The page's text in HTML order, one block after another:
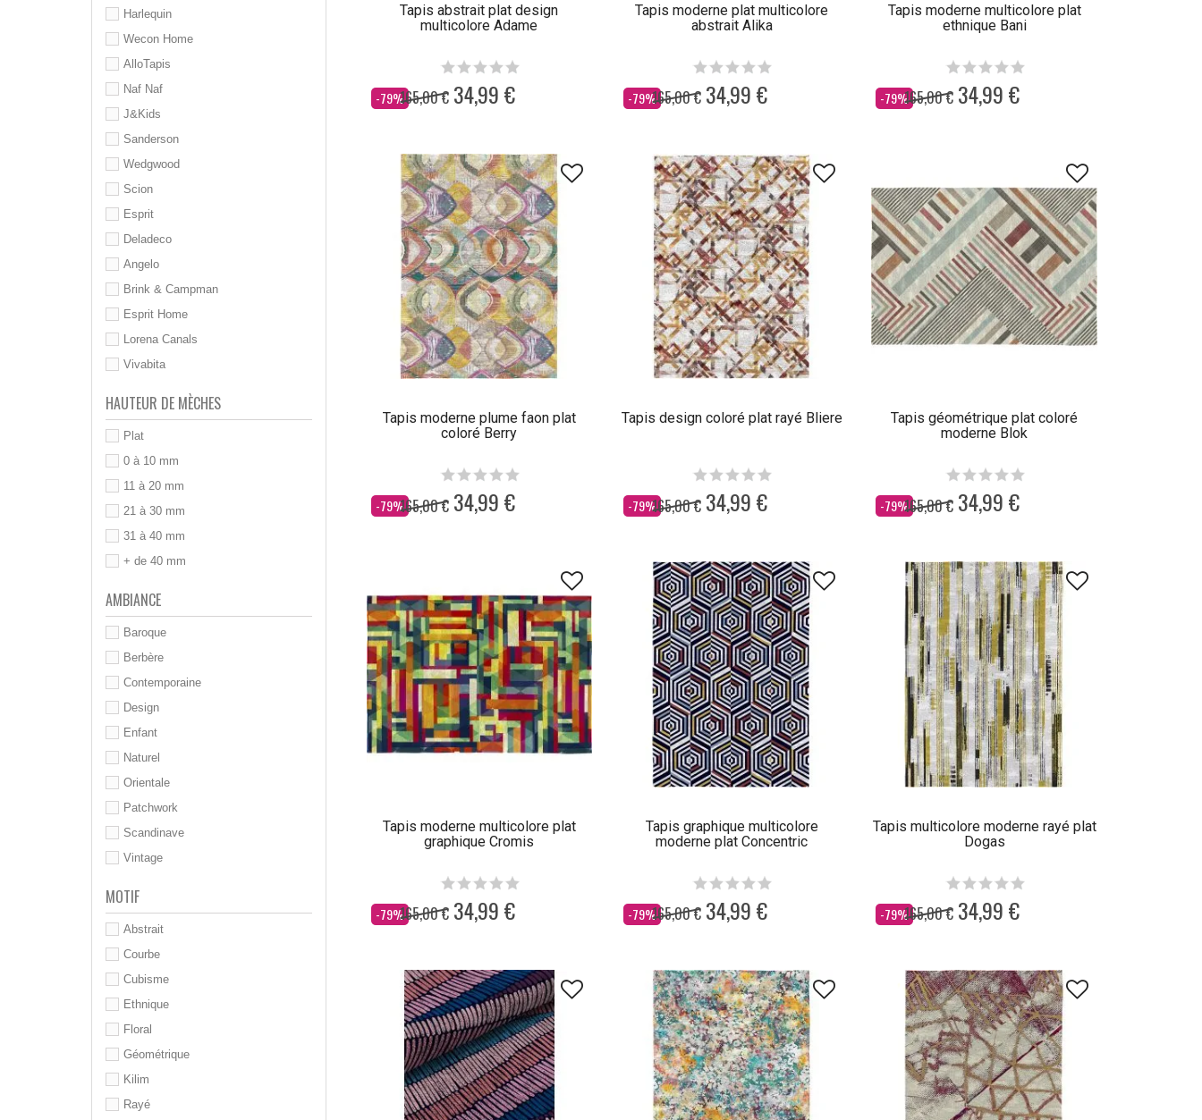
Harlequin
Wecon Home
AlloTapis
Naf Naf
J&Kids
Sanderson
Wedgwood
Scion
Esprit
Deladeco
Angelo
Brink & Campman
Esprit Home
Lorena Canals
Vivabita
HAUTEUR DE MÈCHES
Plat
0 à 10 mm
11 à 20 mm
21 à 30 mm
31 à 40 mm
+ de 40 mm
AMBIANCE
Baroque
Berbère
Contemporaine
Design
Enfant
Naturel
Orientale
Patchwork
Scandinave
Vintage
MOTIF
Abstrait
Courbe
Cubisme
Ethnique
Floral
Géométrique
Kilim
Rayé
Tapis abstrait plat design
multicolore Adame
-79%
Dès 165,00 € 34,99 €
Tapis moderne plat multicolore
abstrait Alika
-79%
Dès 165,00 € 34,99 €
Tapis moderne multicolore plat
ethnique Bani
-79%
Dès 165,00 € 34,99 €
Tapis moderne plume faon plat
coloré Berry
-79%
Dès 165,00 € 34,99 €
Tapis design coloré plat rayé Bliere
-79%
Dès 165,00 € 34,99 €
Tapis géométrique plat coloré
moderne Blok
-79%
Dès 165,00 € 34,99 €
Tapis moderne multicolore plat
graphique Cromis
-79%
Dès 165,00 € 34,99 €
Tapis graphique multicolore
moderne plat Concentric
-79%
Dès 165,00 € 34,99 €
Tapis multicolore moderne rayé plat
Dogas
-79%
Dès 165,00 € 34,99 €